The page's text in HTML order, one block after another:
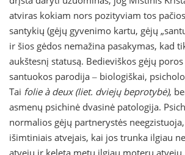
atviras kokiam nors pozityviam tos
santykių (gėjų gyvenimo kartu, gėjų
ir šios gėdos nemažina pasakymas, kad
aukštesnį statusą. Bedieviškos gėjų
santuokos parodija ‒ biologiškai,
Tai folie à deux(liet. dviejų beprotybė),
asmenų psichinė dvasinė patologija.
normalios gėjų partnerystės
išimtiniais atvejais, kai jos trunka ilgiau